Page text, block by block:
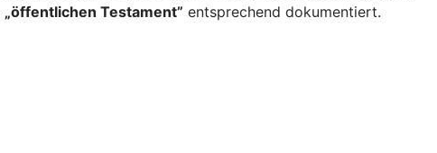
„öffentlichen Testament” entsprechend dokumentiert.